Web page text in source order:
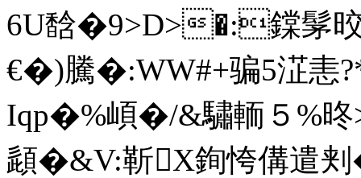
6U馠�9>D>�:鏿髳晈
€�)騰�:WW#+骗5淽恚
Iqp�%崸�/&驌輀５%
頿�&V:靳X銁恗傋遣